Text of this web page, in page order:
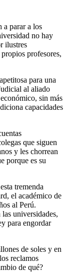
a parar a los
no hay
ilustres
profesores,
para una
al aliado
sin más
capacidades
que siguen
y les chorrean
porque es su
tremenda
el académico de
al Perú.
universidades,
para engordar
de soles y en
reclamos
de qué?